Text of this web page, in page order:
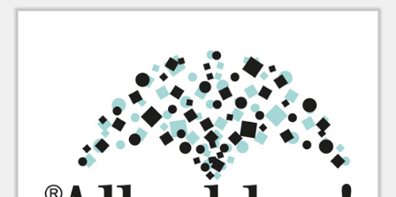
zu Warenkorb hinzugefügt.